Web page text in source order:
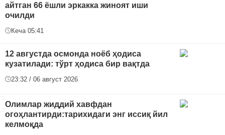
айтган 66 ёшли эркакка жиноят иши
очилди
Кеча 05:41
12 августда осмонда ноёб ҳодиса
кузатилади: тўрт ҳодиса бир вақтда
23:32 / 06 август 2026
Oлимлар жиддий хавфдан
огоҳлантирди:тарихидаги энг иссиқ йил
келмоқда